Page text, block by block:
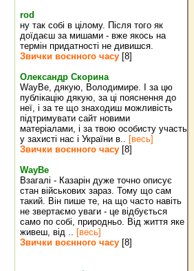
rod
ну так собі в цілому. Після того як
доїдаєш за мишами - вже якось на
термін придатності не дивишся.
Звички воєнного часу [8]
Олександр Скорина
WayBe, дякую, Володимире. І за цю
публікацію дякую, за ці пояснення до
неї, і за те що знаходиш можливість
підтримувати сайт новими
матеріалами, і за твою особисту участь
у захисті нас і України в.. [весь]
Звички воєнного часу [8]
WayBe
Взагалі - Казарін дуже точно описує
стан військових зараз. Тому що сам
такий. Він пише те, на що часто навіть
не звертаємо уваги - це відбується
само по собі, природньо. Від життя яке
живеш, від .. [весь]
Звички воєнного часу [8]